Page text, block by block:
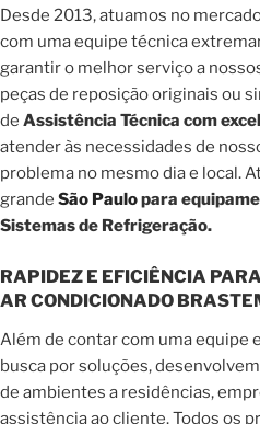
Desde 2013, atuamos no
com uma equipe técnica
garantir o melhor serviço a
peças de reposição originais ou
de Assistência Técnica com
atender às necessidades de
problema no mesmo dia e local.
grande São Paulopara
Sistemas de Refrigeração.
RAPIDEZ E EFICIÊNCIA
AR CONDICIONADO
Além de contar com uma equipe
busca por soluções,
de ambientes a residências,
assistência ao cliente. Todos os